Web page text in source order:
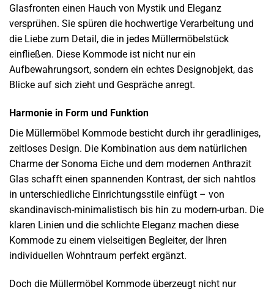
Glasfronten einen Hauch von Mystik und Eleganz
versprühen. Sie spüren die hochwertige Verarbeitung und
die Liebe zum Detail, die in jedes Müllermöbelstück
einfließen. Diese Kommode ist nicht nur ein
Aufbewahrungsort, sondern ein echtes Designobjekt, das
Blicke auf sich zieht und Gespräche anregt.
Harmonie in Form und Funktion
Die Müllermöbel Kommode besticht durch ihr geradliniges,
zeitloses Design. Die Kombination aus dem natürlichen
Charme der Sonoma Eiche und dem modernen Anthrazit
Glas schafft einen spannenden Kontrast, der sich nahtlos
in unterschiedliche Einrichtungsstile einfügt – von
skandinavisch-minimalistisch bis hin zu modern-urban. Die
klaren Linien und die schlichte Eleganz machen diese
Kommode zu einem vielseitigen Begleiter, der Ihren
individuellen Wohntraum perfekt ergänzt.
Doch die Müllermöbel Kommode überzeugt nicht nur